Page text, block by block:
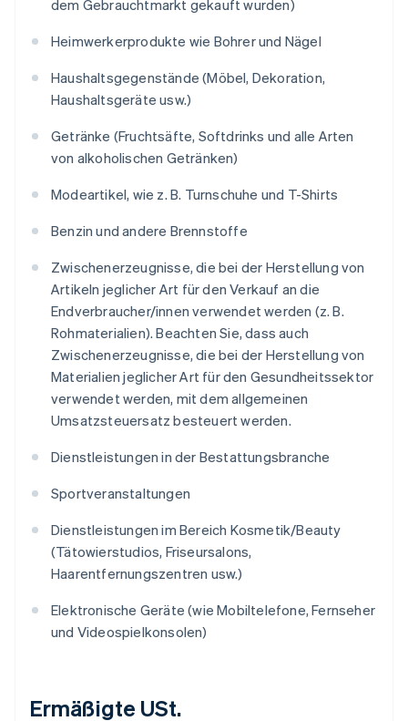
dem Gebrauchtmarkt gekauft wurden)
Heimwerkerprodukte wie Bohrer und Nägel
Haushaltsgegenstände (Möbel, Dekoration,
Haushaltsgeräte usw.)
Getränke (Fruchtsäfte, Softdrinks und alle Arten
von alkoholischen Getränken)
Modeartikel, wie z. B. Turnschuhe und T-Shirts
Benzin und andere Brennstoffe
Zwischenerzeugnisse, die bei der Herstellung von
Artikeln jeglicher Art für den Verkauf an die
Endverbraucher/innen verwendet werden (z. B.
Rohmaterialien). Beachten Sie, dass auch
Zwischenerzeugnisse, die bei der Herstellung von
Materialien jeglicher Art für den Gesundheitssektor
verwendet werden, mit dem allgemeinen
Umsatzsteuersatz besteuert werden.
Dienstleistungen in der Bestattungsbranche
Sportveranstaltungen
Dienstleistungen im Bereich Kosmetik/Beauty
(Tätowierstudios, Friseursalons,
Haarentfernungszentren usw.)
Elektronische Geräte (wie Mobiltelefone, Fernseher
und Videospielkonsolen)
Ermäßigte USt.